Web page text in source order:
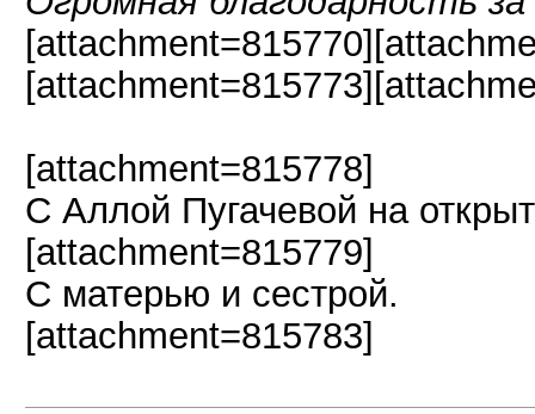
[attachment=815778]
С Аллой Пугачевой на
[attachment=815779]
С матерью и сестрой.
[attachment=815783]